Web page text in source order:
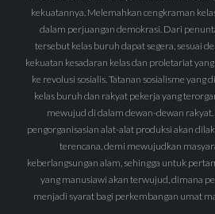
kekuatannya. Melemahkan cengkraman
dalam perjuangan demokrasi. Dari
tersebut kelas buruh dapat segera, sesuai
kekuatan kesadaran kelas dan proletariat
ke revolusi sosialis. Tatanan sosialisme yang
kelas buruh dan rakyat pekerja yang
mewujud di dalam dewan-dewan rakyat.
pengorganisasian alat-alat produksi akan
terencana, demi mewujudkan
keberlangsungan alam, sehingga untuk
yang manusiawi akan terwujud, dimana
menjadi syarat bagi perkembangan umat